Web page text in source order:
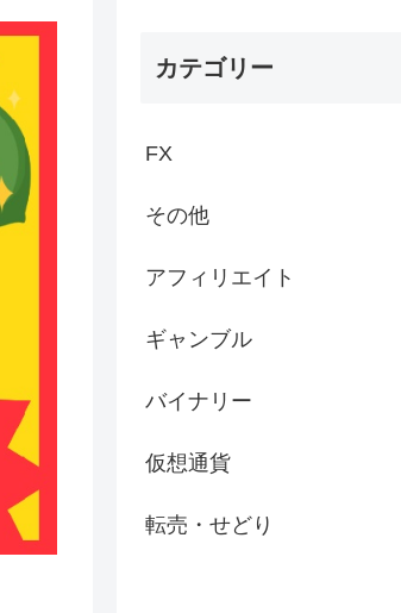
カテゴリー
FX
その他
アフィリエイト
ギャンブル
バイナリー
仮想通貨
転売・せどり